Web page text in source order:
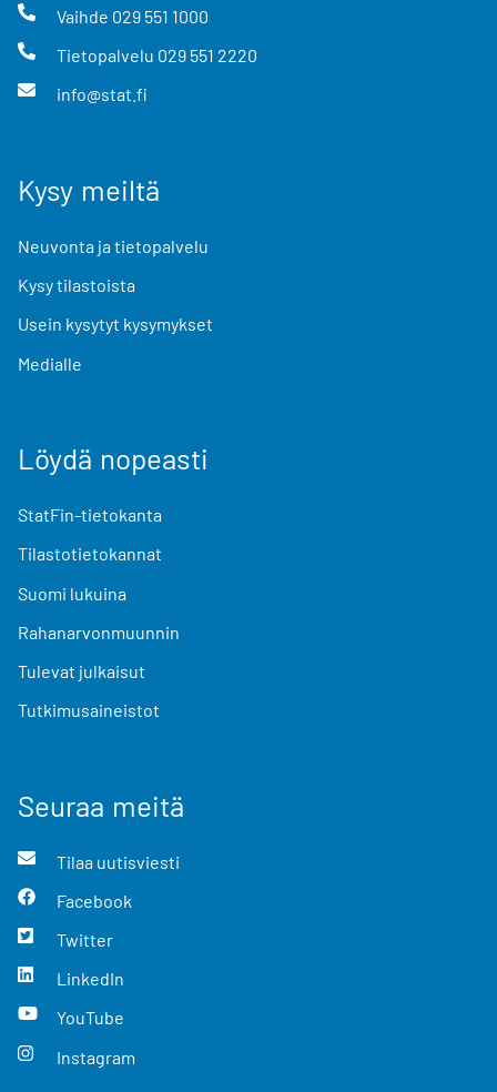
Vaihde 029 551 1000
Tietopalvelu 029 551 2220
info@stat.fi
Kysy meiltä
Neuvonta ja tietopalvelu
Kysy tilastoista
Usein kysytyt kysymykset
Medialle
Löydä nopeasti
StatFin-tietokanta
Tilastotietokannat
Suomi lukuina
Rahanarvonmuunnin
Tulevat julkaisut
Tutkimusaineistot
Seuraa meitä
Tilaa uutisviesti
Facebook
Twitter
LinkedIn
YouTube
Instagram